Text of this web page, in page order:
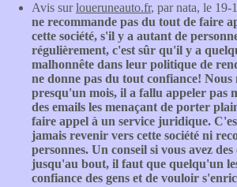
Avis surloueruneauto.fr, par nata, le 19-
ne recommande pas du tout de faire
cette société, s'il y a autant de
régulièrement, c'est sûr qu'il y a
malhonnête dans leur politique de
ne donne pas du tout confiance! Nous
presqu'un mois, il a fallu appeler pas
des emails les menaçant de porter
faire appel à un service juridique.
jamais revenir vers cette société ni
personnes. Un conseil si vous avez
jusqu'au bout, il faut que quelqu'un
confiance des gens et de vouloir